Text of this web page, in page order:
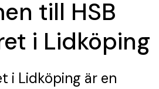
till HSB
i Lidköping
i Lidköping är en